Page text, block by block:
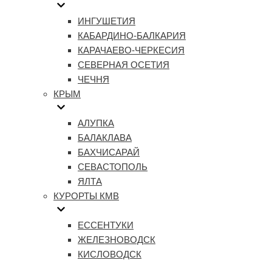
ИНГУШЕТИЯ
КАБАРДИНО-БАЛКАРИЯ
КАРАЧАЕВО-ЧЕРКЕСИЯ
СЕВЕРНАЯ ОСЕТИЯ
ЧЕЧНЯ
КРЫМ
АЛУПКА
БАЛАКЛАВА
БАХЧИСАРАЙ
СЕВАСТОПОЛЬ
ЯЛТА
КУРОРТЫ КМВ
ЕССЕНТУКИ
ЖЕЛЕЗНОВОДСК
КИСЛОВОДСК